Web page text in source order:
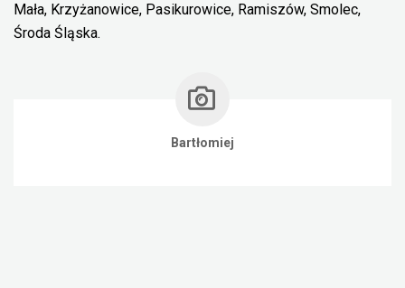
Mała, Krzyżanowice, Pasikurowice, Ramiszów, Smolec,
Środa Śląska.
Bartłomiej